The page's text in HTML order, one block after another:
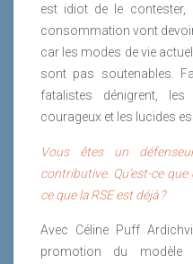
est idiot de le
consommation vont
car les modes de vie
sont pas soutenables.
fatalistes dénigrent,
courageux et les lucides
Vous êtes un
contributive. Qu’est-ce
ce que la RSE est déjà ?
Avec Céline Puff
promotion du modèle